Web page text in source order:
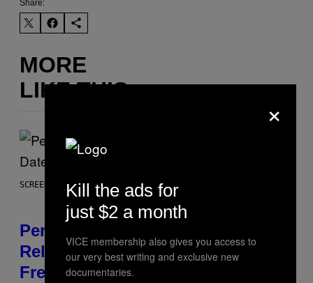
Share:
MORE
LIKE THIS
SCREENSHOT: EPIC GAMES
Perlica Fortnite Skin Revealed –
Release Date and How to Get It
Free
×
Kill the ads for
just $2 a month
VICE membership also gives you access to
our very best writing and exclusive new
documentaries.